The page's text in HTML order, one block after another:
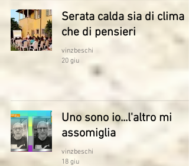
Serata calda sia di clima
che di pensieri
vinzbeschi
20 giu
Uno sono io...l'altro mi
assomiglia
vinzbeschi
18 giu